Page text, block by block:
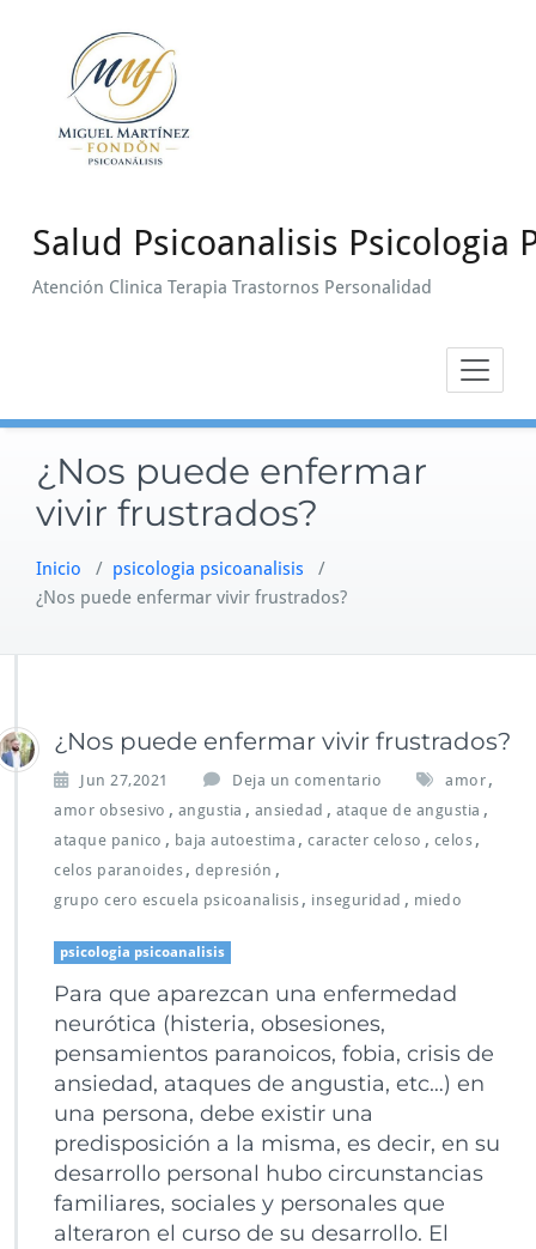
contenido
Salud Psicoanalisis Psicologia
Atención Clinica Terapia Trastornos Personalidad
¿Nos puede enfermar
vivir frustrados?
Inicio / psicologia psicoanalisis /
¿Nos puede enfermar vivir frustrados?
¿Nos puede enfermar vivir frustrados?
Jun 27,2021 Deja un comentario amor ,
amor obsesivo , angustia , ansiedad , ataque de angustia ,
ataque panico , baja autoestima , caracter celoso , celos ,
celos paranoides , depresión ,
grupo cero escuela psicoanalisis , inseguridad , miedo
psicologia psicoanalisis
Para que aparezcan una enfermedad
neurótica (histeria, obsesiones,
pensamientos paranoicos, fobia, crisis de
ansiedad, ataques de angustia, etc…) en
una persona, debe existir una
predisposición a la misma, es decir, en su
desarrollo personal hubo circunstancias
familiares, sociales y personales que
alteraron el curso de su desarrollo. El